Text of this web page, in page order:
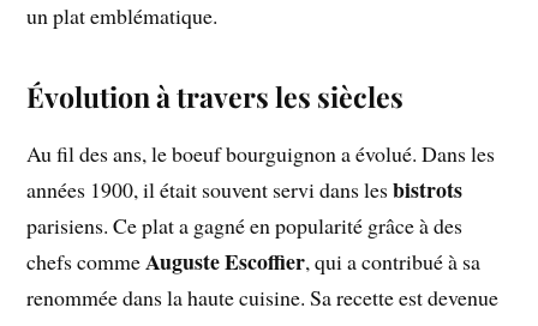
un plat emblématique.
Évolution à travers les siècles
Au fil des ans, le boeuf bourguignon a évolué. Dans les
années 1900, il était souvent servi dans lesbistrots
parisiens. Ce plat a gagné en popularité grâce à des
chefs commeAuguste Escoffier, qui a contribué à sa
renommée dans la haute cuisine. Sa recette est devenue